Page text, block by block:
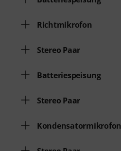
Richtmikrofon
Stereo Paar
Batteriespeisung
Stereo Paar
Kondensatormikrofon